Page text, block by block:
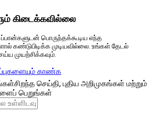
கிடைக்கவில்லை
பொருந்தக்கூடிய எந்த
கண்டுபிடிக்க முடியவில்லை. உங்கள் தேடல்
முயற்சிக்கவும்.
காண்க
சிறந்த செய்தி, புதிய அறிமுகங்கள் மற்றும்
பெறுங்கள்